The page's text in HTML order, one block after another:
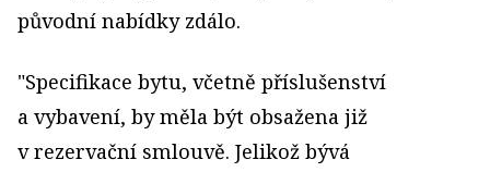
původní nabídky zdálo.
"Specifikace bytu, včetně příslušenství
a vybavení, by měla být obsažena již
v rezervační smlouvě. Jelikož bývá